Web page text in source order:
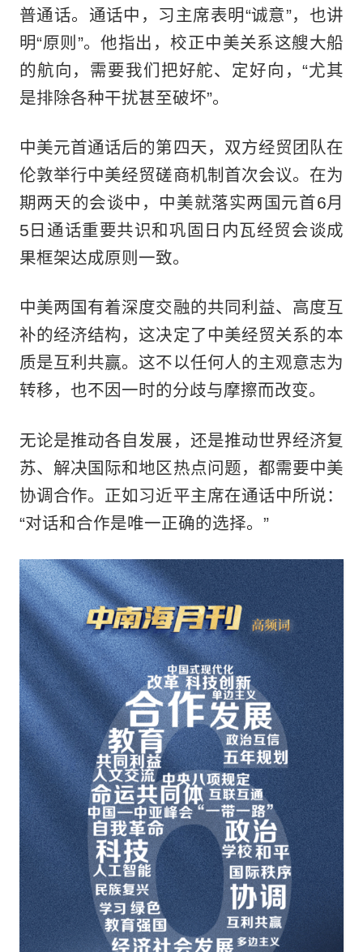
普通话。通话中，习主席表明“诚意”，也讲
明“原则”。他指出，校正中美关系这艘大船
的航向，需要我们把好舵、定好向，“尤其
是排除各种干扰甚至破坏”。
中美元首通话后的第四天，双方经贸团队在
伦敦举行中美经贸磋商机制首次会议。在为
期两天的会谈中，中美就落实两国元首6月
5日通话重要共识和巩固日内瓦经贸会谈成
果框架达成原则一致。
中美两国有着深度交融的共同利益、高度互
补的经济结构，这决定了中美经贸关系的本
质是互利共赢。这不以任何人的主观意志为
转移，也不因一时的分歧与摩擦而改变。
无论是推动各自发展，还是推动世界经济复
苏、解决国际和地区热点问题，都需要中美
协调合作。正如习近平主席在通话中所说：
“对话和合作是唯一正确的选择。”